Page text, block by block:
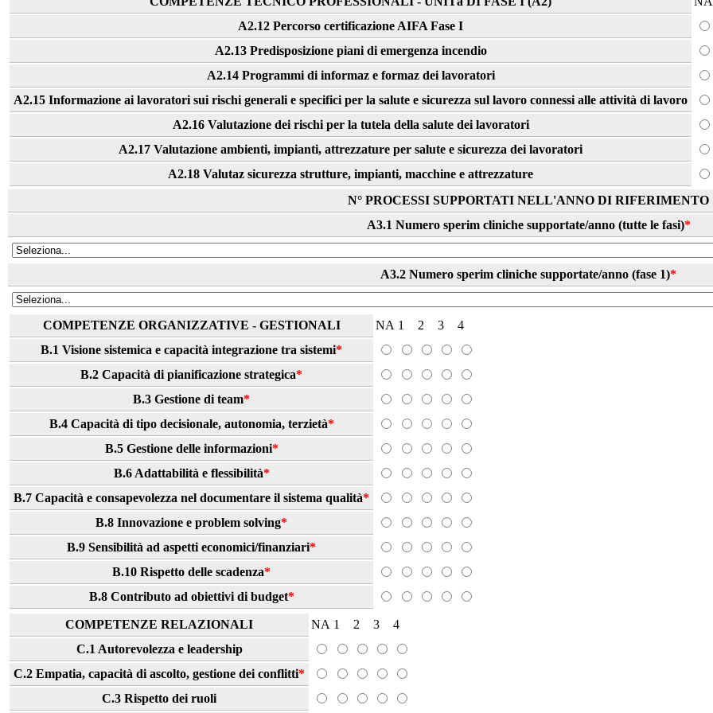
A2.12 Percorso certificazione AIFA Fase I
A2.13 Predisposizione piani di emergenza incendio
A2.14 Programmi di informaz e formaz dei lavoratori
A2.15 Informazione ai lavoratori sui rischi generali e specifici per la salute e sicurezza sul lavoro connessi alle attività di lavoro
A2.16 Valutazione dei rischi per la tutela della salute dei lavoratori
A2.17 Valutazione ambienti, impianti, attrezzature per salute e sicurezza dei lavoratori
A2.18 Valutaz sicurezza strutture, impianti, macchine e attrezzature
N° PROCESSI SUPPORTATI NELL'ANNO DI RIFERIMENTO
A3.1 Numero sperim cliniche supportate/anno (tutte le fasi)*
A3.2 Numero sperim cliniche supportate/anno (fase 1)*
COMPETENZE ORGANIZZATIVE - GESTIONALI NA 1 2 3
4
B.1 Visione sistemica e capacità integrazione tra sistemi*
B.2 Capacità di pianificazione strategica*
B.3 Gestione di team*
B.4 Capacità di tipo decisionale, autonomia, terzietà*
B.5 Gestione delle informazioni*
B.6 Adattabilità e flessibilità*
B.7 Capacità e consapevolezza nel documentare il sistema qualità*
B.8 Innovazione e problem solving*
B.9 Sensibilità ad aspetti economici/finanziari*
B.10 Rispetto delle scadenza*
B.8 Contributo ad obiettivi di budget*
COMPETENZE RELAZIONALI NA 1 2 3
4
C.1 Autorevolezza e leadership
C.2 Empatia, capacità di ascolto, gestione dei conflitti*
C.3 Rispetto dei ruoli